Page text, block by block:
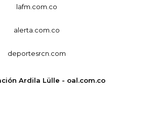
lafm.com.co
alerta.com.co
deportesrcn.com
Ardila Lülle - oal.com.co